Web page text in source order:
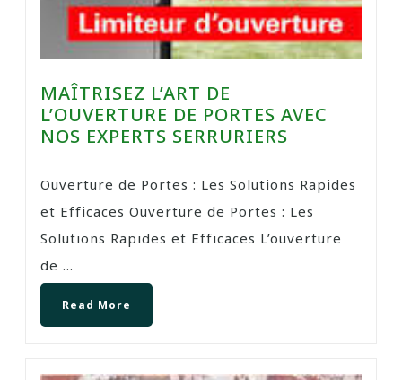
MAÎTRISEZ L’ART DE
L’OUVERTURE DE PORTES AVEC
NOS EXPERTS SERRURIERS
Ouverture de Portes : Les Solutions Rapides
et Efficaces Ouverture de Portes : Les
Solutions Rapides et Efficaces L’ouverture
de ...
Read More